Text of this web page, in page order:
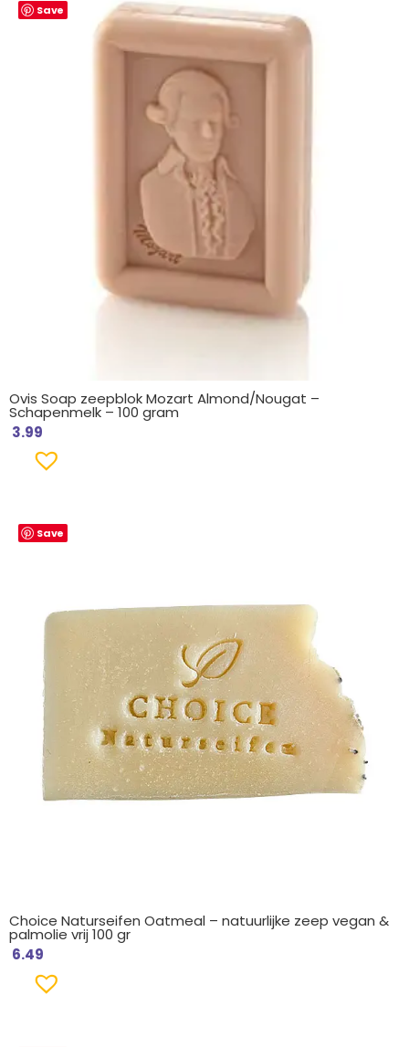
Save
Ovis Soap zeepblok Mozart Almond/Nougat –
Schapenmelk – 100 gram
3.99
Save
Choice Naturseifen Oatmeal – natuurlijke zeep vegan &
palmolie vrij 100 gr
6.49